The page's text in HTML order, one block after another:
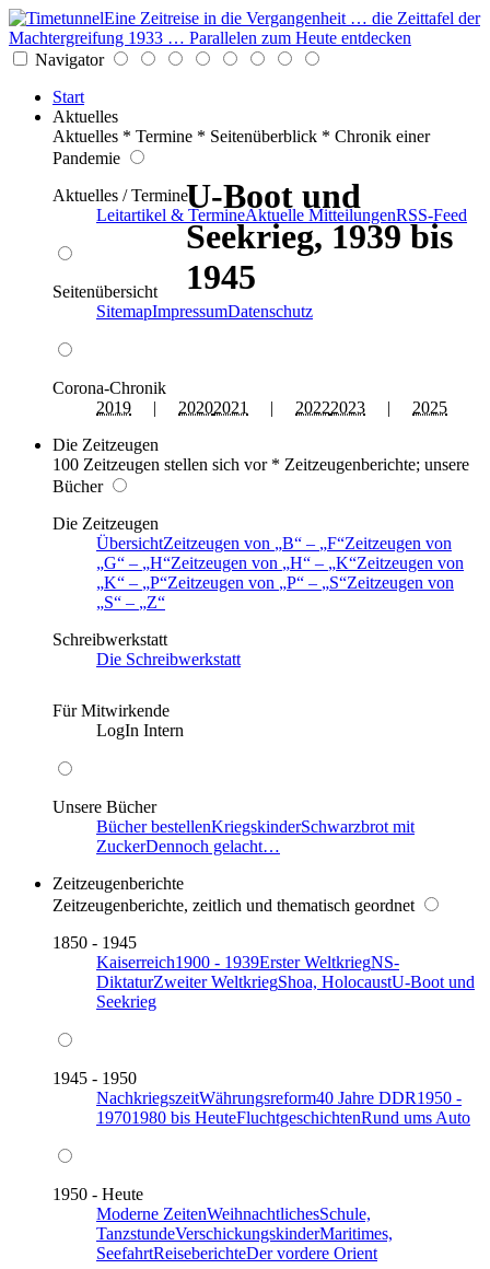
Eine Zeitreise in die Vergangenheit … die Zeittafel der
Machtergreifung 1933 … Parallelen zum Heute entdecken
Navigator
Start
Aktuelles
Aktuelles * Termine * Seitenüberblick * Chronik einer
Pandemie
Aktuelles / Termine
Leitartikel & TermineAktuelle MitteilungenRSS-Feed
Seitenübersicht
SitemapImpressumDatenschutz
Corona-Chronik
2019 | 20202021 | 20222023 | 2025
Die Zeitzeugen
100 Zeitzeugen stellen sich vor * Zeitzeugenberichte; unsere
Bücher
Die Zeitzeugen
ÜbersichtZeitzeugen von B – F Zeitzeugen von
G
– H Zeitzeugen von H – K Zeitzeugen von
K
– P Zeitzeugen von P – S Zeitzeugen von
S
–
Z
Schreibwerkstatt
Die Schreibwerkstatt
Für Mitwirkende
LogIn Intern
Unsere Bücher
Bücher bestellenKriegskinderSchwarzbrot mit
ZuckerDennoch gelacht…
Zeitzeugenberichte
Zeitzeugenberichte, zeitlich und thematisch geordnet
1850 - 1945
Kaiserreich1900 - 1939Erster WeltkriegNS-
DiktaturZweiter WeltkriegShoa, HolocaustU-Boot und
Seekrieg
1945 - 1950
NachkriegszeitWährungsreform40 Jahre DDR1950 -
19701980 bis HeuteFluchtgeschichtenRund ums Auto
1950 - Heute
Moderne ZeitenWeihnachtlichesSchule,
TanzstundeVerschickungskinderMaritimes,
SeefahrtReiseberichteDer vordere Orient
U-Boot und
Seekrieg, 1939 bis
1945